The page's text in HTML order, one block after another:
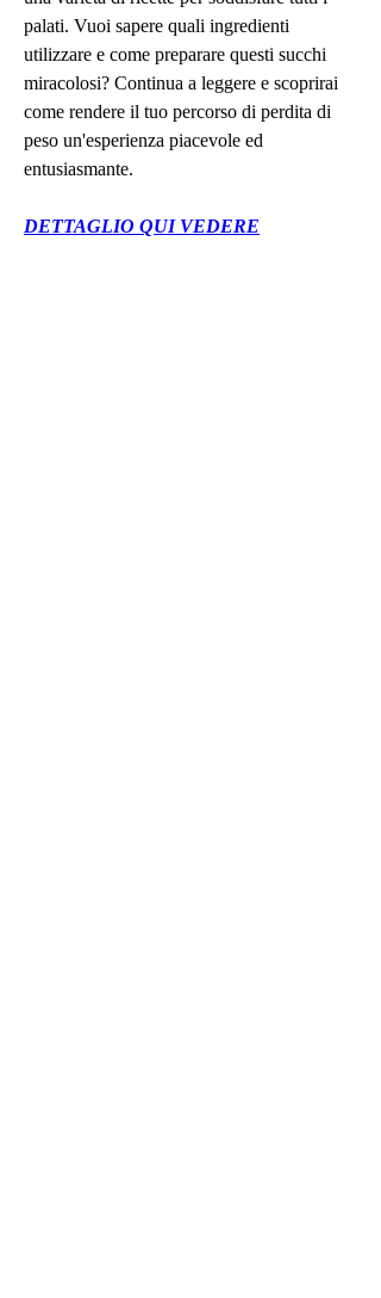
palati. Vuoi sapere quali ingredienti
utilizzare e come preparare questi succhi
miracolosi? Continua a leggere e scoprirai
come rendere il tuo percorso di perdita di
peso un'esperienza piacevole ed
entusiasmante.
DETTAGLIO QUI VEDERE